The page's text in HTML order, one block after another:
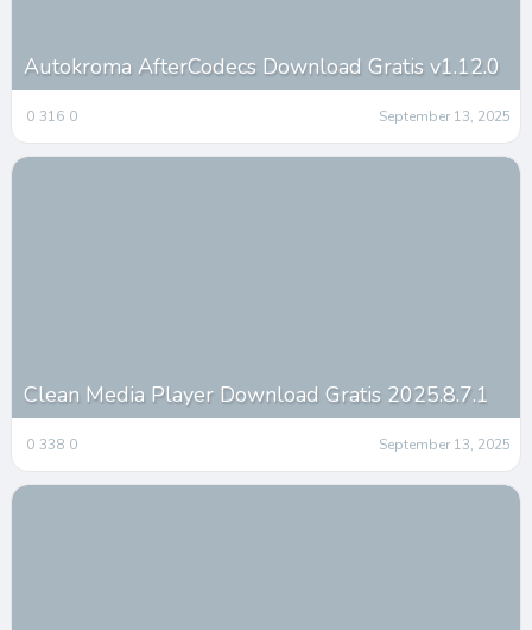
Autokroma AfterCodecs Download Gratis v1.12.0
0 316 0 September 13, 2025
Clean Media Player Download Gratis 2025.8.7.1
0 338 0 September 13, 2025